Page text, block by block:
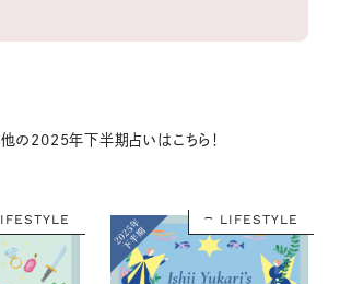
の2025年下半期占いはこちら！
LIFESTYLE